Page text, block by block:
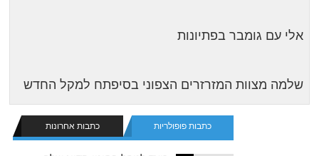
אלי עם גומבר בפתיונות
שלמה מצוות המזרזרים הצפוני בסיפתח למקל החדש
כתבות פופולריות כתבות אחרונות